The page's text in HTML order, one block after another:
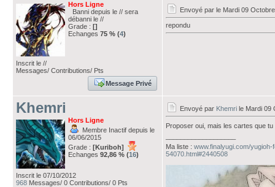
Hors Ligne
Banni depuis le // sera
débanni le //
Grade : []
Echanges 75 % (4)
Inscrit le //
Messages/ Contributions/ Pts
Message Privé
Envoyé par le Mardi 09
repondu
Khemri
Hors Ligne
Membre Inactif depuis le
06/06/2015
Grade : [Kuriboh]
Echanges 92,86 % (16)
Inscrit le 07/10/2012
968 Messages/ 0 Contributions/ 0 Pts
Envoyé par Khemri le Mardi 09
Proposer oui, mais les cartes que
Ma liste : www.finalyugi.com/
54070.html#2440508